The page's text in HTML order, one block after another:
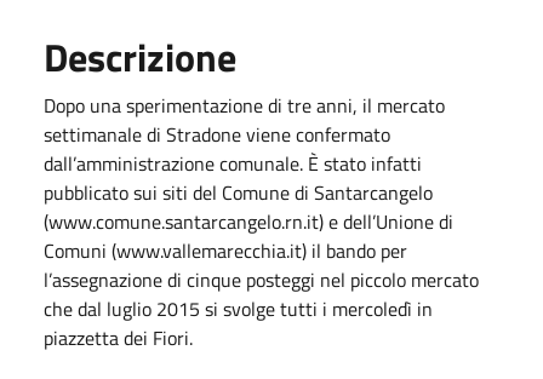
Descrizione
Dopo una sperimentazione di tre anni, il mercato
settimanale di Stradone viene confermato
dall’amministrazione comunale. È stato infatti
pubblicato sui siti del Comune di Santarcangelo
(www.comune.santarcangelo.rn.it) e dell’Unione di
Comuni (www.vallemarecchia.it) il bando per
l’assegnazione di cinque posteggi nel piccolo mercato
che dal luglio 2015 si svolge tutti i mercoledì in
piazzetta dei Fiori.